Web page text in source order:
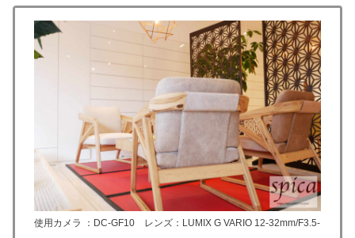
使用カメラ ：DC-GF10 レンズ：LUMIX G VARIO 12-32mm/F3.5-